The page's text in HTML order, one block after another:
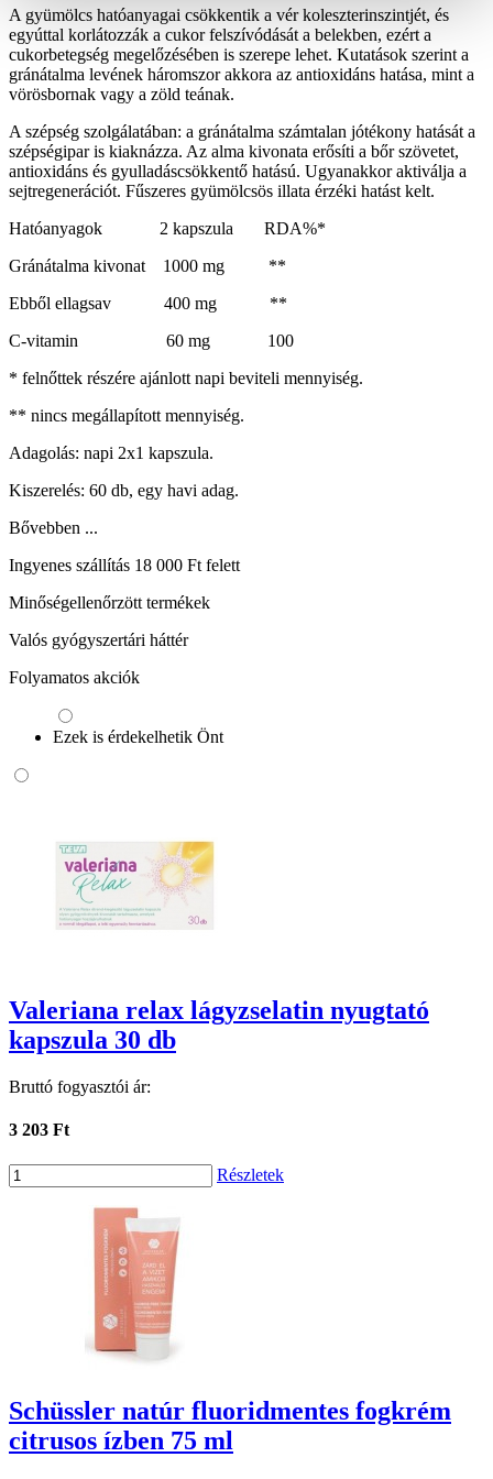
A gyümölcs hatóanyagai csökkentik a vér koleszterinszintjét, és
egyúttal korlátozzák a cukor felszívódását a belekben, ezért a
cukorbetegség megelőzésében is szerepe lehet. Kutatások szerint a
gránátalma levének háromszor akkora az antioxidáns hatása, mint a
vörösbornak vagy a zöld teának.
A szépség szolgálatában: a gránátalma számtalan jótékony hatását a
szépségipar is kiaknázza. Az alma kivonata erősíti a bőr szövetet,
antioxidáns és gyulladáscsökkentő hatású. Ugyanakkor aktiválja a
sejtregenerációt. Fűszeres gyümölcsös illata érzéki hatást kelt.
Hatóanyagok 2 kapszula RDA%*
Gránátalma kivonat 1000 mg **
Ebből ellagsav 400 mg **
C-vitamin 60 mg 100
* felnőttek részére ajánlott napi beviteli mennyiség.
** nincs megállapított mennyiség.
Adagolás: napi 2x1 kapszula.
Kiszerelés: 60 db, egy havi adag.
Bővebben ...
Ingyenes szállítás 18 000 Ft felett
Minőségellenőrzött termékek
Valós gyógyszertári háttér
Folyamatos akciók
Ezek is érdekelhetik Önt
Valeriana relax lágyzselatin nyugtató
kapszula 30 db
Bruttó fogyasztói ár:
3 203 Ft
Részletek
Schüssler natúr fluoridmentes fogkrém
citrusos ízben 75 ml